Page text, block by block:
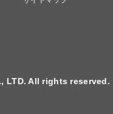
LTD. All rights reserved.